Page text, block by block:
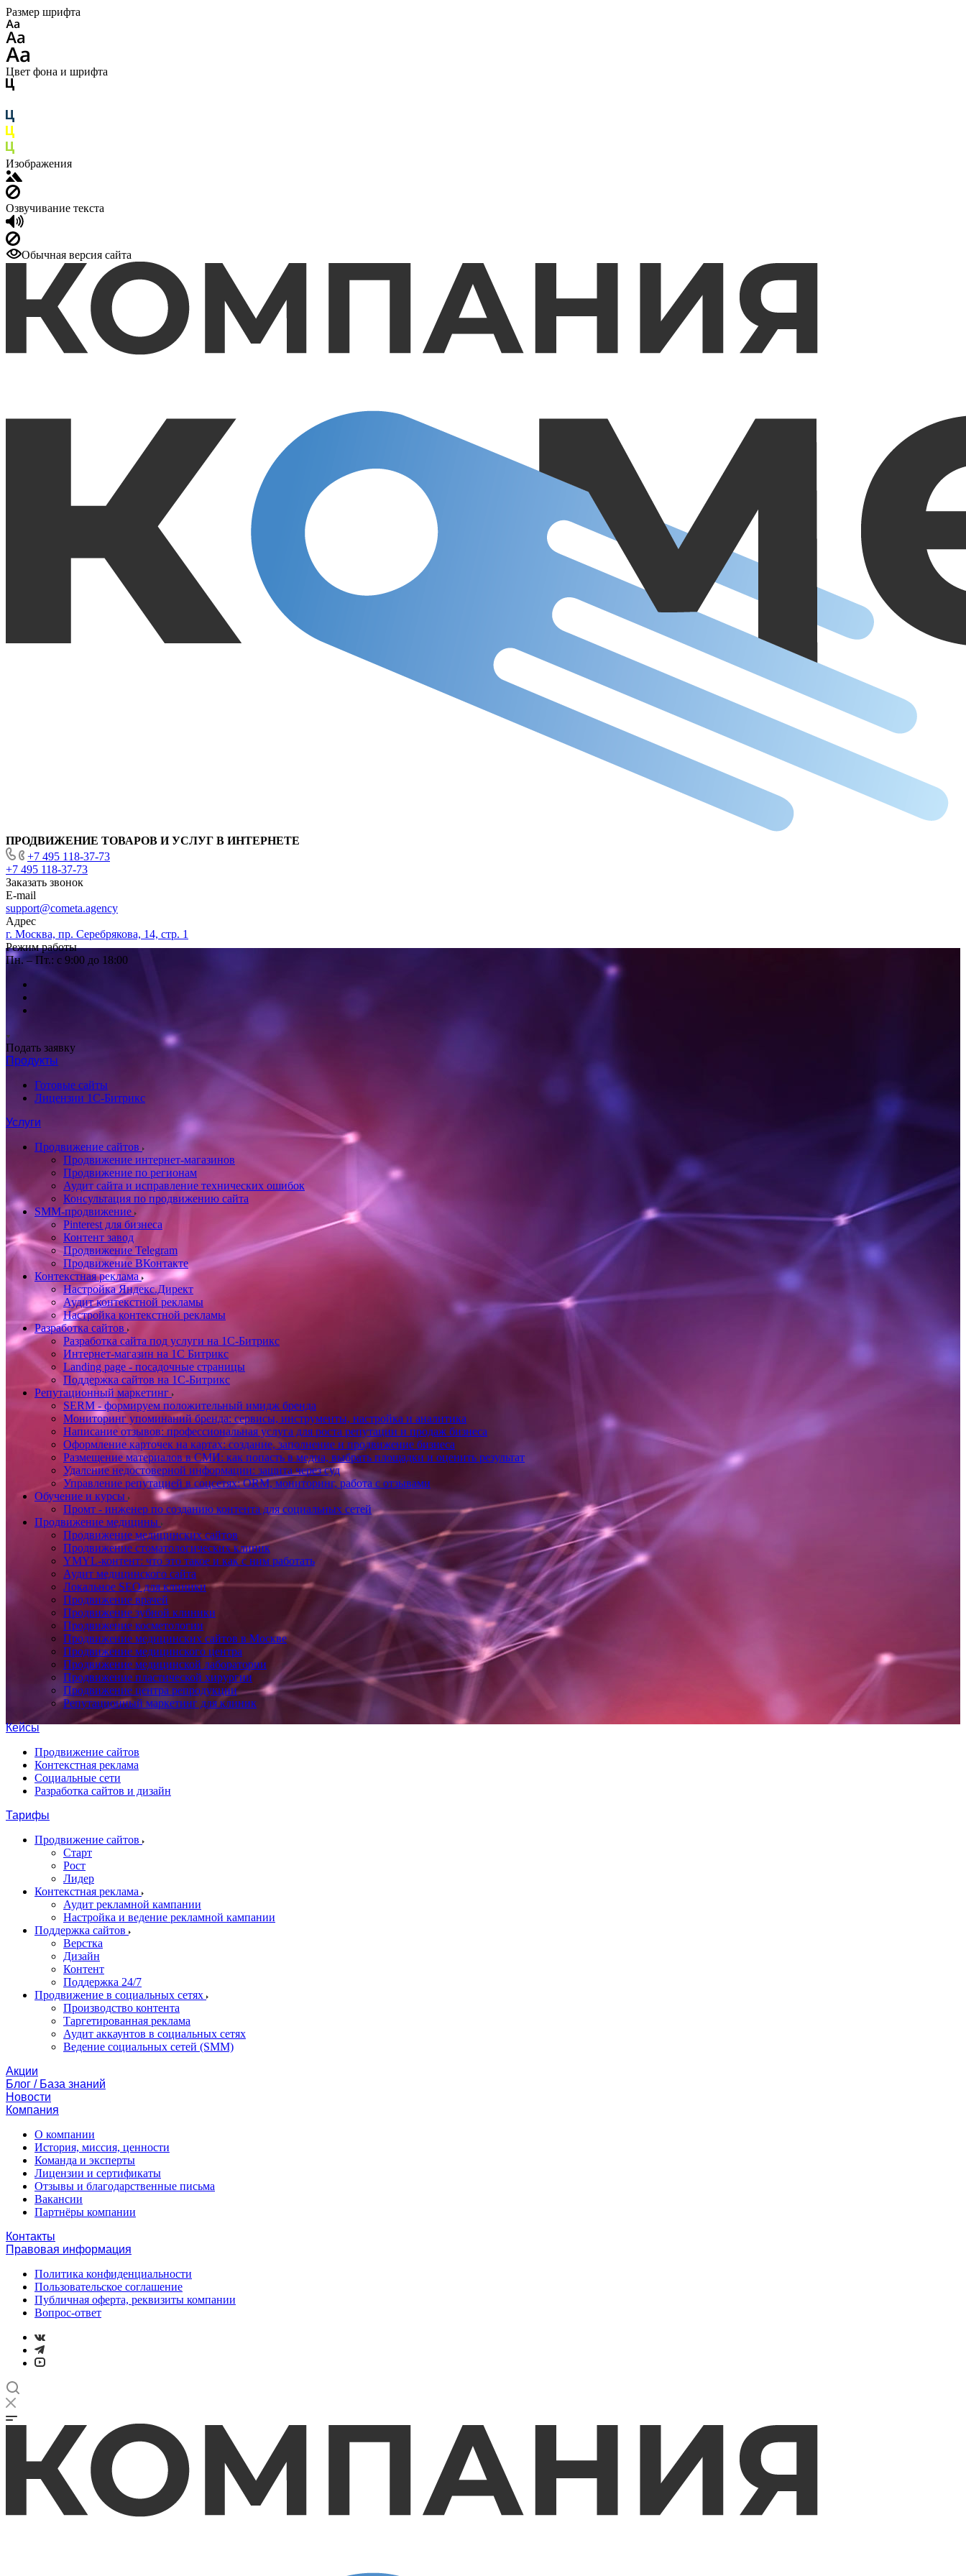
Размер шрифта
Цвет фона и шрифта
Изображения
Озвучивание текста
Обычная версия сайта
ПРОДВИЖЕНИЕ ТОВАРОВ И УСЛУГ В ИНТЕРНЕТЕ
+7 495 118-37-73
+7 495 118-37-73
Заказать звонок
E-mail
support@cometa.agency
Адрес
г. Москва, пр. Серебрякова, 14, стр. 1
Режим работы
Пн. – Пт.: с 9:00 до 18:00
Подать заявку
Продукты
Готовые сайты
Лицензии 1С-Битрикс
Услуги
Продвижение сайтов
Продвижение интернет-магазинов
Продвижение по регионам
Аудит сайта и исправление технических ошибок
Консультация по продвижению сайта
SMM-продвижение
Pinterest для бизнеса
Контент завод
Продвижение Telegram
Продвижение ВКонтакте
Контекстная реклама
Настройка Яндекс.Директ
Аудит контекстной рекламы
Настройка контекстной рекламы
Разработка сайтов
Разработка сайта под услуги на 1С-Битрикс
Интернет-магазин на 1С Битрикс
Landing page - посадочные страницы
Поддержка сайтов на 1С-Битрикс
Репутационный маркетинг
SERM - формируем положительный имидж бренда
Мониторинг упоминаний бренда: сервисы, инструменты, настройка и аналитика
Написание отзывов: профессиональная услуга для роста репутации и продаж бизнеса
Оформление карточек на картах: создание, заполнение и продвижение бизнеса
Размещение материалов в СМИ: как попасть в медиа, выбрать площадки и оценить результат
Удаление недостоверной информации: защита через суд
Управление репутацией в соцсетях: ORM, мониторинг, работа с отзывами
Обучение и курсы
Промт - инженер по созданию контента для социальных сетей
Продвижение медицины
Продвижение медицинских сайтов
Продвижение стоматологических клиник
YMYL-контент: что это такое и как с ним работать
Аудит медицинского сайта
Локальное SEO для клиники
Продвижение врачей
Продвижение зубной клиники
Продвижение косметологии
Продвижение медицинских сайтов в Москве
Продвижение медицинского центра
Продвижение медицинской лаборатории
Продвижение пластической хирургии
Продвижение центра репродукции
Репутационный маркетинг для клиник
Кейсы
Продвижение сайтов
Контекстная реклама
Социальные сети
Разработка сайтов и дизайн
Тарифы
Продвижение сайтов
Старт
Рост
Лидер
Контекстная реклама
Аудит рекламной кампании
Настройка и ведение рекламной кампании
Поддержка сайтов
Верстка
Дизайн
Контент
Поддержка 24/7
Продвижение в социальных сетях
Производство контента
Таргетированная реклама
Аудит аккаунтов в социальных сетях
Ведение социальных сетей (SMM)
Акции
Блог / База знаний
Новости
Компания
О компании
История, миссия, ценности
Команда и эксперты
Лицензии и сертификаты
Отзывы и благодарственные письма
Вакансии
Партнёры компании
Контакты
Правовая информация
Политика конфиденциальности
Пользовательское соглашение
Публичная оферта, реквизиты компании
Вопрос-ответ